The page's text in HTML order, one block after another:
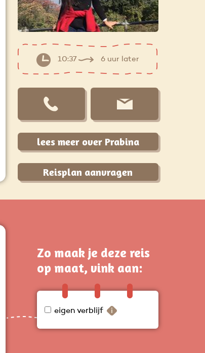
10:37 6 uur later
lees meer over Prabina
Reisplan aanvragen
Zo maak je deze reis
op maat, vink aan:
eigen verblijf